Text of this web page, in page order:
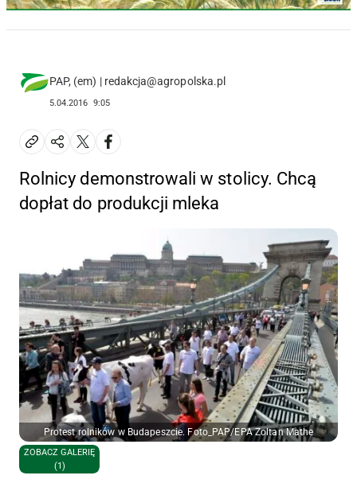
PAP, (em) | redakcja@agropolska.pl
5.04.2016 9:05
Rolnicy demonstrowali w stolicy. Chcą
dopłat do produkcji mleka
Protest rolników w Budapeszcie. Foto_PAP/EPA Zoltan Mathe
ZOBACZ GALERIĘ
(1)